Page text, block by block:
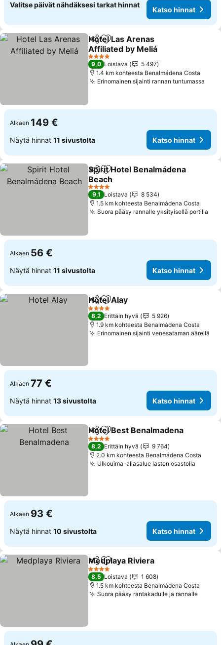
Valitse päivät nähdäksesi tarkat hinnat
Katso hinnat
Jaa Lisää suosikkeihin
Hotel Las Arenas
Affiliated by Meliá
Katso hinnat
4 Tähtiluokitus
9,0 Loistava
5 497
1.4 km kohteesta Benalmádena Costa
Erinomainen sijainti rannan tuntumassa
Alkaen 149 €
Näytä hinnat 11 sivustolta Katso hinnat
Jaa Lisää suosikkeihin
Spirit Hotel Benalmádena
Beach
Katso hinnat
4 Tähtiluokitus
9,1 Loistava
8 534
1.5 km kohteesta Benalmádena Costa
Suora pääsy rannalle yksityisellä portilla
Alkaen 56 €
Näytä hinnat 11 sivustolta Katso hinnat
Jaa Lisää suosikkeihin
Hotel Alay
4 Tähtiluokitus
8,2 Erittäin hyvä
5 926
1.9 km kohteesta Benalmádena Costa
Erinomainen sijainti venesataman äärellä
Alkaen 77 €
Näytä hinnat 13 sivustolta Katso hinnat
Jaa Lisää suosikkeihin
Hotel Best Benalmadena
4 Tähtiluokitus
8,2 Erittäin hyvä
9 764
2.0 km kohteesta Benalmádena Costa
Ulkouima-allasalue lasten osastolla
Alkaen 93 €
Näytä hinnat 10 sivustolta Katso hinnat
Jaa Lisää suosikkeihin
Medplaya Riviera
4 Tähtiluokitus
8,5 Loistava
1 608
1.5 km kohteesta Benalmádena Costa
Suora pääsy rantakadulle ja rannalleKatso